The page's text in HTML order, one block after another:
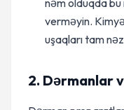
nəm olduqda
verməyin.
uşaqları tam
2. Dərmanlar